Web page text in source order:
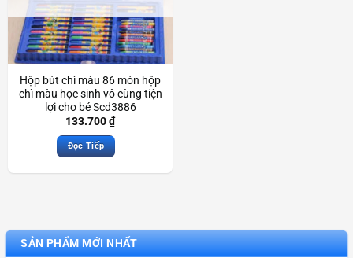
Hộp bút chì màu 86 món hộp
chì màu học sinh vô cùng tiện
lợi cho bé Scd3886
133.700₫
Đọc Tiếp
SẢN PHẨM MỚI NHẤT